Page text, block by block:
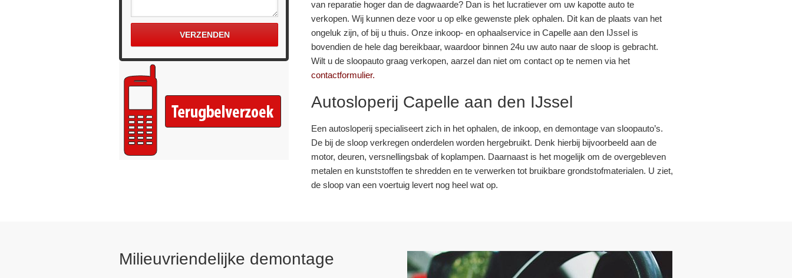
van reparatie hoger dan de dagwaarde? Dan is het lucratiever om uw kapotte auto te
verkopen. Wij kunnen deze voor u op elke gewenste plek ophalen. Dit kan de plaats van het
ongeluk zijn, of bij u thuis. Onze inkoop- en ophaalservice in Capelle aan den IJssel is
bovendien de hele dag bereikbaar, waardoor binnen 24u uw auto naar de sloop is gebracht.
Wilt u de sloopauto graag verkopen, aarzel dan niet om contact op te nemen via het
contactformulier.
Autosloperij Capelle aan den IJssel
Een autosloperij specialiseert zich in het ophalen, de inkoop, en demontage van sloopauto’s.
De bij de sloop verkregen onderdelen worden hergebruikt. Denk hierbij bijvoorbeeld aan de
motor, deuren, versnellingsbak of koplampen. Daarnaast is het mogelijk om de overgebleven
metalen en kunststoffen te shredden en te verwerken tot bruikbare grondstofmaterialen. U ziet,
de sloop van een voertuig levert nog heel wat op.
Milieuvriendelijke demontage